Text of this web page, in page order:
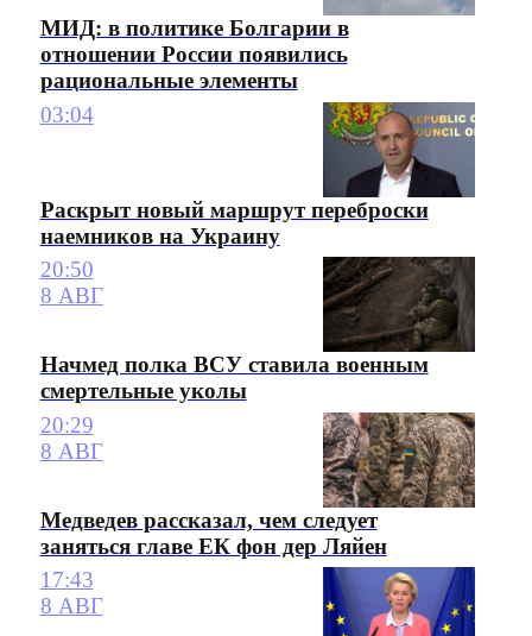
МИД: в политике Болгарии в
отношении России появились
рациональные элементы
03:04
Раскрыт новый маршрут переброски
наемников на Украину
20:50
8 АВГ
Начмед полка ВСУ ставила военным
смертельные уколы
20:29
8 АВГ
Медведев рассказал, чем следует
заняться главе ЕК фон дер Ляйен
17:43
8 АВГ